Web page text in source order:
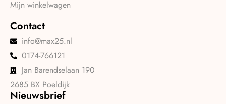
Mijn winkelwagen
Contact
info@max25.nl
0174-766121
Jan Barendselaan 190
2685 BX Poeldijk
Nieuwsbrief